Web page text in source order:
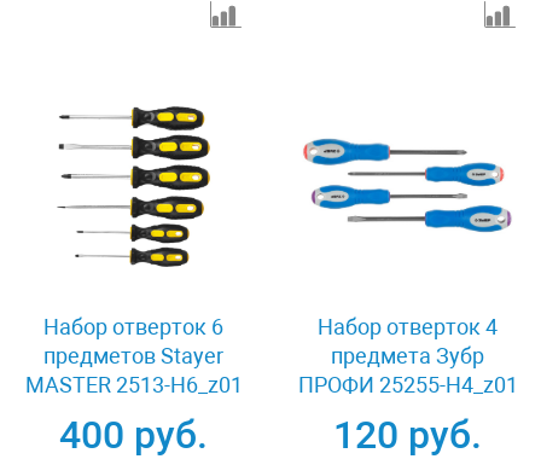
Набор отверток 6
предметов Stayer
MASTER 2513-H6_z01
400 руб.
Набор отверток 4
предмета Зубр
ПРОФИ 25255-H4_z01
120 руб.